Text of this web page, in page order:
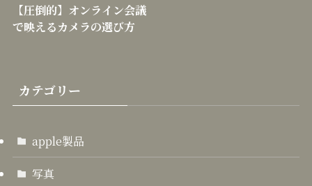
【圧倒的】オンライン会議
で映えるカメラの選び方
カテゴリー
apple製品
写真